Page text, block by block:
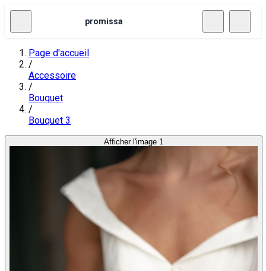
promissa
Page d'accueil
/
Accessoire
/
Bouquet
/
Bouquet 3
Afficher l'image 1